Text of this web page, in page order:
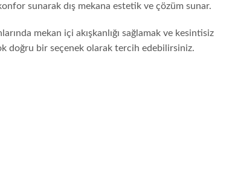
sunarak dış mekana estetik ve çözüm sunar.
mekan içi akışkanlığı sağlamak ve kesintisiz
doğru bir seçenek olarak tercih edebilirsiniz.